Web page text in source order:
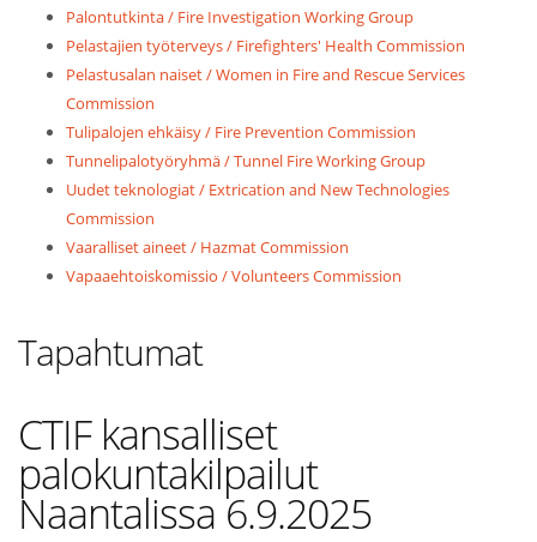
Palontutkinta / Fire Investigation Working Group
Pelastajien työterveys / Firefighters' Health Commission
Pelastusalan naiset / Women in Fire and Rescue Services
Commission
Tulipalojen ehkäisy / Fire Prevention Commission
Tunnelipalotyöryhmä / Tunnel Fire Working Group
Uudet teknologiat / Extrication and New Technologies
Commission
Vaaralliset aineet / Hazmat Commission
Vapaaehtoiskomissio / Volunteers Commission
Tapahtumat
CTIF kansalliset
palokuntakilpailut
Naantalissa 6.9.2025